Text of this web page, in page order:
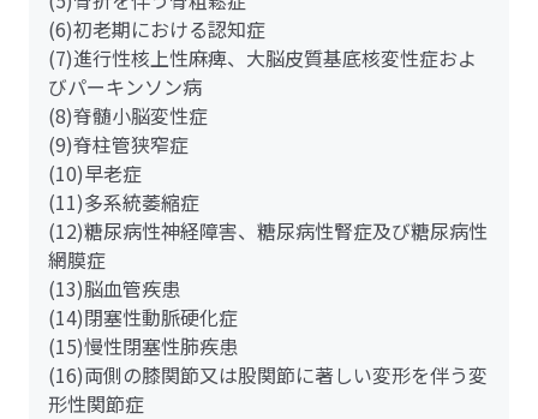
(6)初老期における認知症
(7)進行性核上性麻痺、大脳皮質基底核変性症およ
びパーキンソン病
(8)脊髄小脳変性症
(9)脊柱管狭窄症
(10)早老症
(11)多系統萎縮症
(12)糖尿病性神経障害、糖尿病性腎症及び糖尿病性
網膜症
(13)脳血管疾患
(14)閉塞性動脈硬化症
(15)慢性閉塞性肺疾患
(16)両側の膝関節又は股関節に著しい変形を伴う変
形性関節症